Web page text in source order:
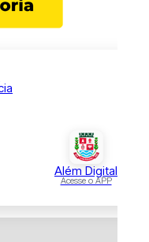
Além Digital
Acesse o APP